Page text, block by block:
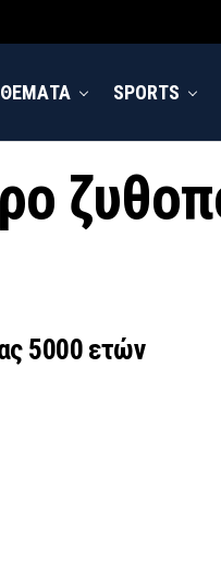
ΘΕΜΑΤΑ SPORTS
5000 ετών